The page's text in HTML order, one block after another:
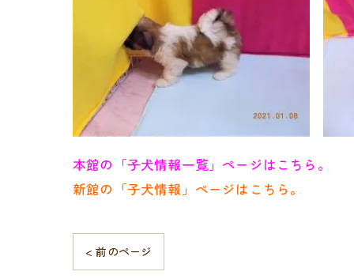
本館の「子犬情報一覧」ページはこちら。
新館の「子犬情報」ページはこちら。
< 前のページ